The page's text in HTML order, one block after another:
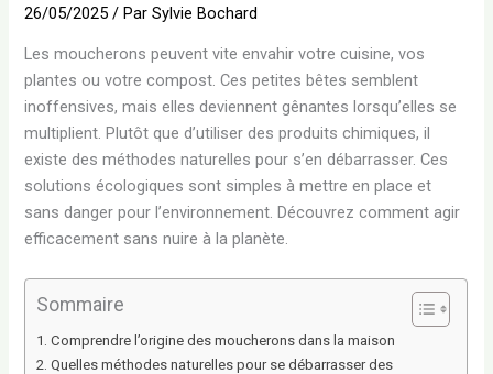
26/05/2025/ ParSylvie Bochard
Les moucherons peuvent vite envahir votre cuisine, vos
plantes ou votre compost. Ces petites bêtes semblent
inoffensives, mais elles deviennent gênantes lorsqu’elles se
multiplient. Plutôt que d’utiliser des produits chimiques, il
existe des méthodes naturelles pour s’en débarrasser. Ces
solutions écologiques sont simples à mettre en place et
sans danger pour l’environnement. Découvrez comment agir
efficacement sans nuire à la planète.
Sommaire
Comprendre l’origine des moucherons dans la maison
Quelles méthodes naturelles pour se débarrasser des